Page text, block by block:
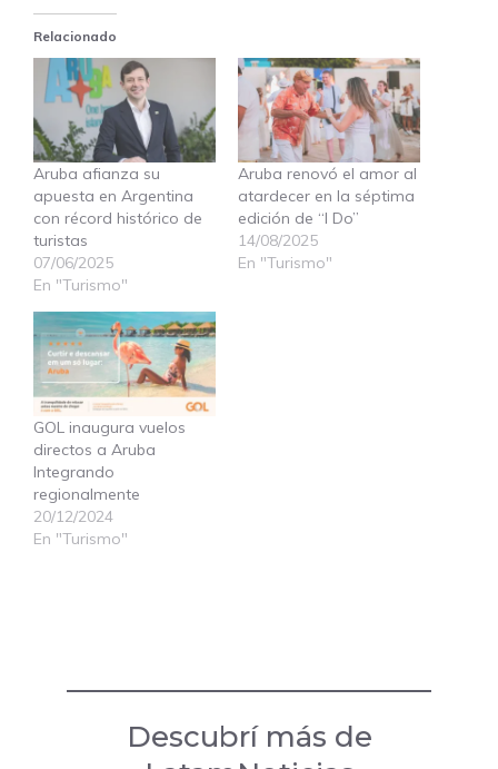
Relacionado
Aruba afianza su
apuesta en Argentina
con récord histórico de
turistas
07/06/2025
En "Turismo"
Aruba renovó el amor al
atardecer en la séptima
edición de “I Do”
14/08/2025
En "Turismo"
GOL inaugura vuelos
directos a Aruba
Integrando
regionalmente
20/12/2024
En "Turismo"
Descubrí más de